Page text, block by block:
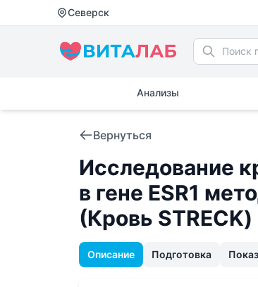
Северск
Анализы
Вернуться
Исследование
в гене ESR1
(Кровь STRECK)
Описание Подготовка